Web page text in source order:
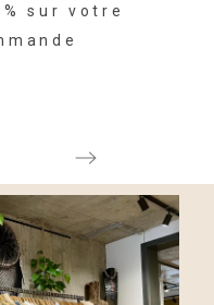
sur votre